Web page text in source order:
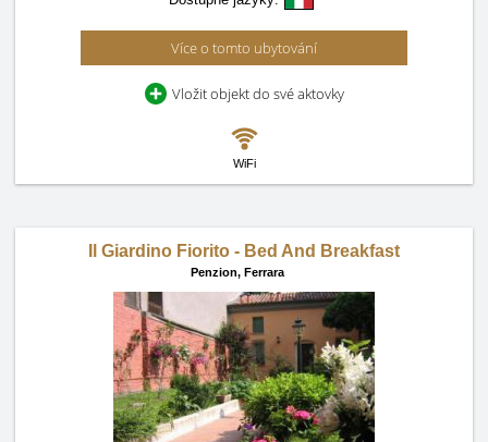
Více o tomto ubytování
Vložit objekt do své aktovky
WiFi
Il Giardino Fiorito - Bed And Breakfast
Penzion, Ferrara